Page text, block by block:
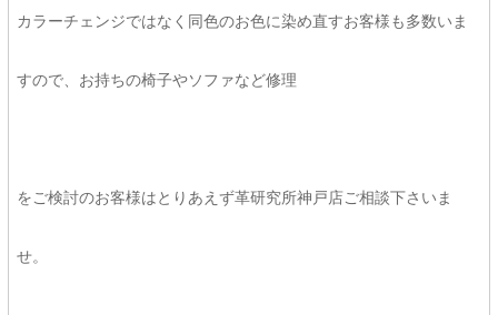
カラーチェンジではなく同色のお色に染め直すお客様も多数いま
すので、お持ちの椅子やソファなど修理
をご検討のお客様はとりあえず革研究所神戸店ご相談下さいま
せ。